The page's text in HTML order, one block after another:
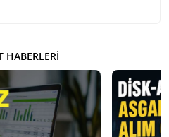
HABERLERI